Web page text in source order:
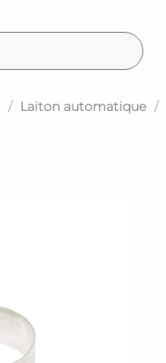
Laiton automatique